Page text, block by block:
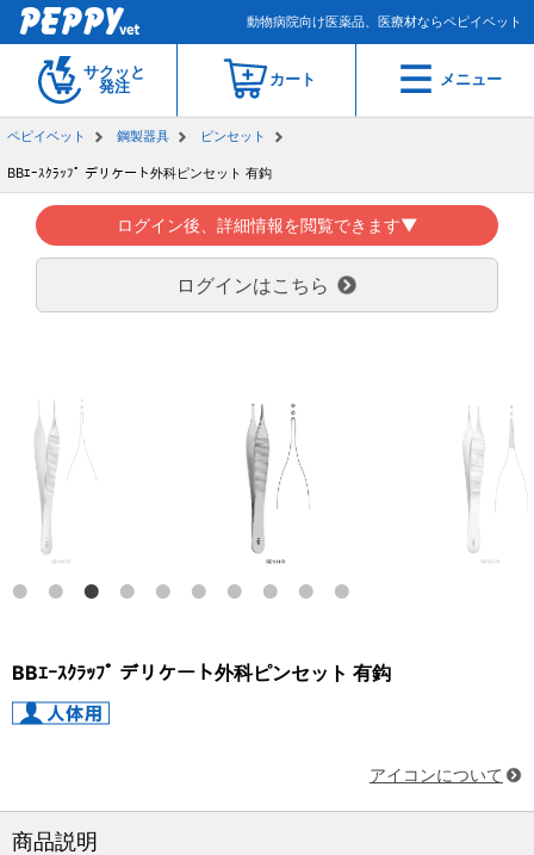
動物病院向け医薬品、医療材ならペピイベット
サクッと
発注
カート メニュー
ペピイベット 鋼製器具 ピンセット
BBｴｰｽｸﾗｯﾌﾟ デリケート外科ピンセット 有鈎
ログイン後、詳細情報を閲覧できます▼
ログインはこちら
BBｴｰｽｸﾗｯﾌﾟ デリケート外科ピンセット 有鈎
アイコンについて
商品説明